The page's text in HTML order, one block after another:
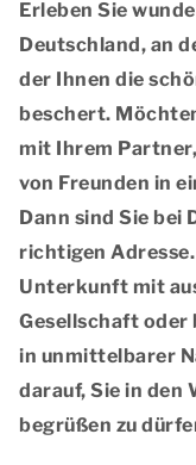
Erleben Sie
Deutschland, an
der Ihnen die
beschert.
mit Ihrem
von Freunden in
Dann sind Sie bei
richtigen
Unterkunft mit
Gesellschaft
in unmittelbarer
darauf, Sie in den
begrüßen zu